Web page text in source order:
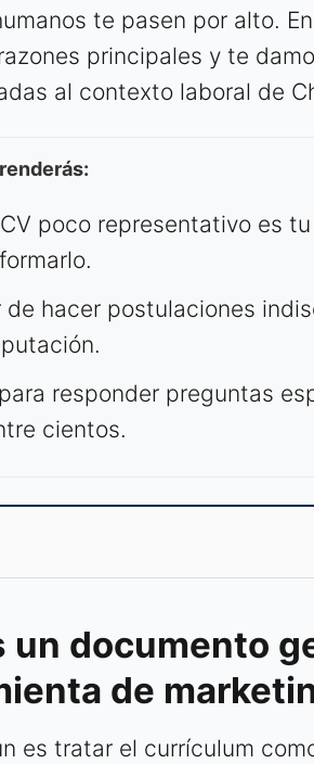
te pasen por alto.
principales y te
al contexto laboral de
poco representativo es
de hacer postulaciones
responder preguntas
cientos.
un documento
de
es tratar el currículum